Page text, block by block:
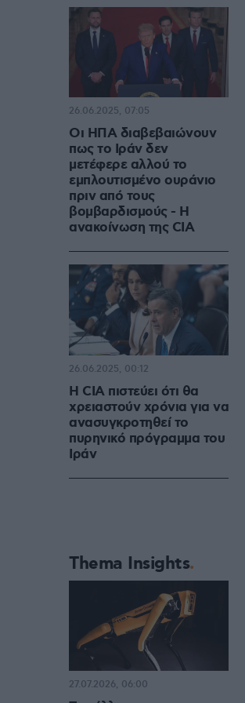
Οι ΗΠΑ διαβεβαιώνουν
πως το Ιράν δεν
μετέφερε αλλού το
εμπλουτισμένο ουράνιo
πριν από τους
βομβαρδισμούς - Η
ανακοίνωση της CIA
26.06.2025, 07:05
Η CIA πιστεύει ότι θα
χρειαστούν χρόνια για να
ανασυγκροτηθεί το
πυρηνικό πρόγραμμα του
Ιράν
26.06.2025, 00:12
Thema Insights
27.07.2026, 06:00